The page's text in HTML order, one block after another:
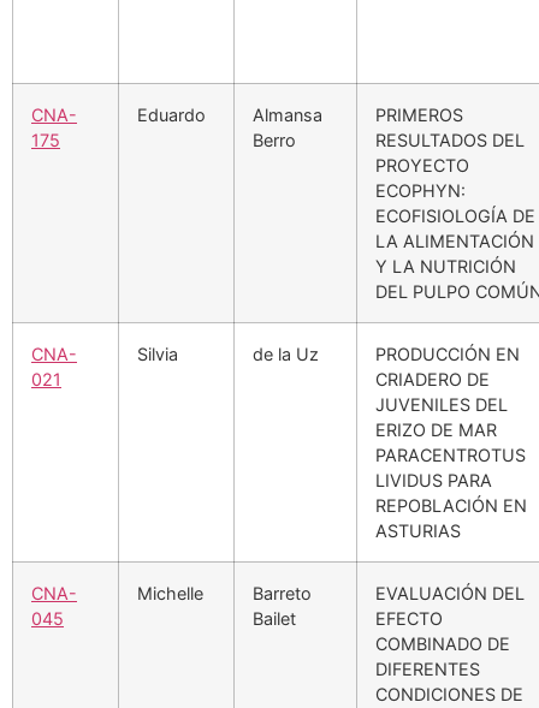
CNA-
175
Eduardo
Almansa
Berro
PRIMEROS
RESULTADOS DEL
PROYECTO
ECOPHYN:
ECOFISIOLOGÍA DE
LA ALIMENTACIÓN
Y LA NUTRICIÓN
DEL PULPO
CNA-
021
Silvia de la Uz
PRODUCCIÓN EN
CRIADERO DE
JUVENILES DEL
ERIZO DE MAR
PARACENTROTUS
LIVIDUS PARA
REPOBLACIÓN EN
ASTURIAS
CNA-
045
Michelle
Barreto
Bailet
EVALUACIÓN DEL
EFECTO
COMBINADO DE
DIFERENTES
CONDICIONES DE